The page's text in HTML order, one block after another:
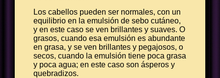
Los cabellos pueden ser normales, con un
equilibrio en la emulsión de sebo cutáneo,
y en este caso se ven brillantes y suaves. O
grasos, cuando esa emulsión es abundante
en grasa, y se ven brillantes y pegajosos, o
secos, cuando la emulsión tiene poca grasa
y poca agua; en este caso son ásperos y
quebradizos.